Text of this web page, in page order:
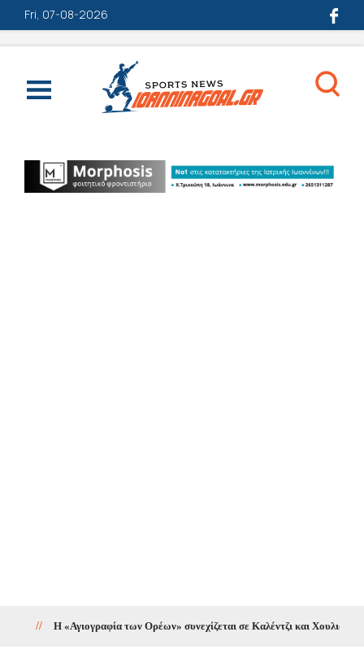
Fri, 07-08-2026
Η «Αγιογραφία των Ορέων» συνεχίζεται σε Καλέντζι και Χουλιαράδες